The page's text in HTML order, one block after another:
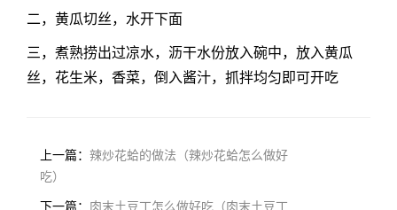
二，黄瓜切丝，水开下面
三，煮熟捞出过凉水，沥干水份放入碗中，放入黄瓜
丝，花生米，香菜，倒入酱汁，抓拌均匀即可开吃
上一篇： 辣炒花蛤的做法（辣炒花蛤怎么做好
吃）
下一篇： 肉末土豆丁怎么做好吃（肉末土豆丁